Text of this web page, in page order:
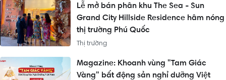
Lễ mở bán phân khu The Sea - Sun
Grand City Hillside Residence hâm nóng
thị trường Phú Quốc
Thị trường
Magazine: Khoanh vùng "Tam Giác
Vàng" bất động sản nghỉ dưỡng Việt